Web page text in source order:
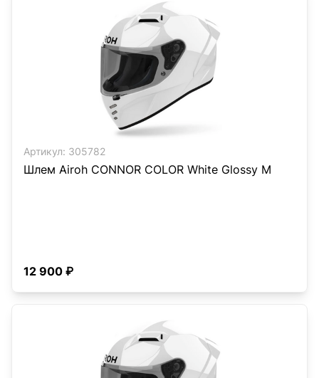
Артикул: 305782
Шлем Airoh CONNOR COLOR White Glossy M
12 900 ₽